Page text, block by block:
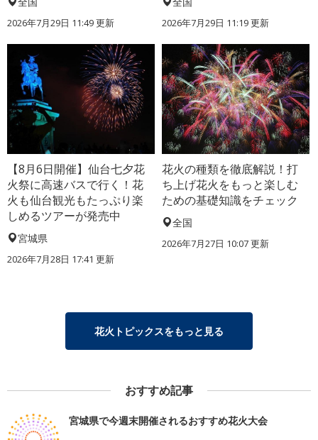
2026年7月29日 11:49 更新 2026年7月29日 11:19 更新
【8月6日開催】仙台七夕花
火祭に高速バスで行く！花
火も仙台観光もたっぷり楽
しめるツアーが発売中
宮城県
2026年7月28日 17:41 更新
花火の種類を徹底解説！打
ち上げ花火をもっと楽しむ
ための基礎知識をチェック
全国
2026年7月27日 10:07 更新
花火トピックスをもっと見る
おすすめ記事
宮城県で今週末開催されるおすすめ花火大会